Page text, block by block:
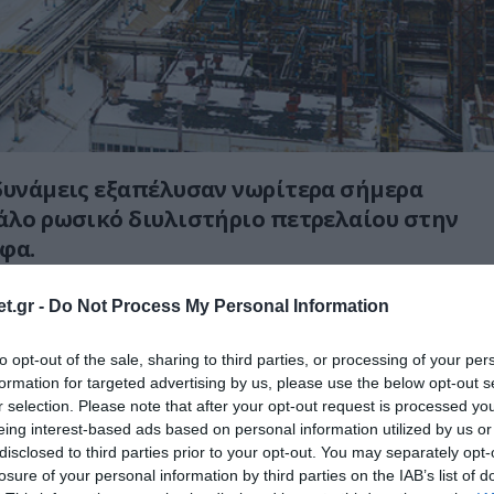
- Do Not Process My Personal Information
opt-out of the sale, sharing to third parties, or processing of your
for targeted advertising by us, please use the below opt-out
selection. Please note that after your opt-out request is processed
interest-based ads based on personal information utilized by us
to third parties prior to your opt-out. You may separately
of your personal information by third parties on the IAB’s list of
εξαπέλυσαν νωρίτερα σήμερα
ρωσικό διυλιστήριο πετρελαίου στην
Ούφα βρίσκεται το μεγάλο συγκρότημα
το Bashneft-Novoil, το Bashneft-
το Bashneft-UNPZ.